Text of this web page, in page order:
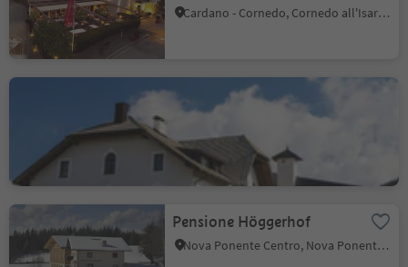
Cardano - Cornedo, Cornedo all'Isarco, Regione dolomitica Val d'Ega
Albergo Leonhard
Pensione Höggerhof
Nova Ponente Centro, Nova Ponente, Regione dolomitica Val d'Ega